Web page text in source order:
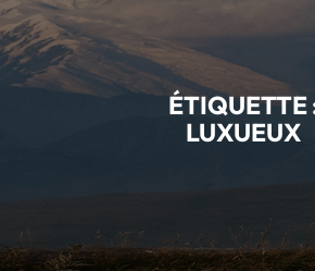
ÉTIQUETTE
LUXUEUX